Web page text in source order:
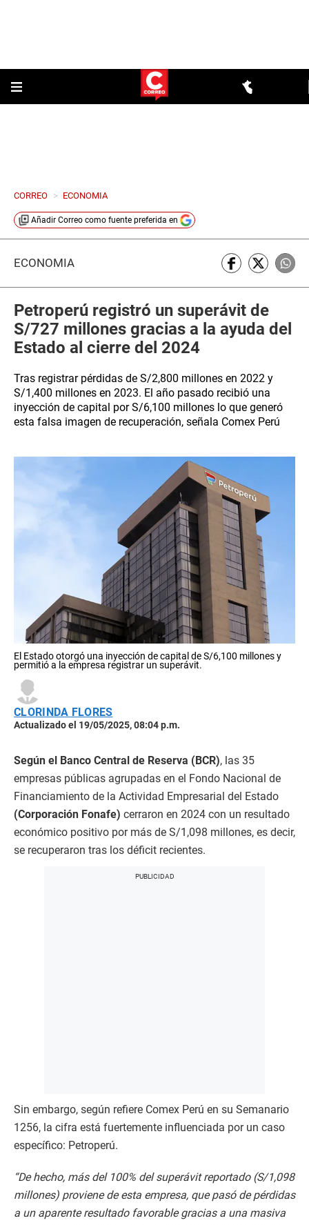
CORREO > ECONOMIA
Añadir Correo como fuente preferida en
ECONOMÍA
Petroperú registró un superávit de
S/727 millones gracias a la ayuda del
Estado al cierre del 2024
Tras registrar pérdidas de S/2,800 millones en 2022 y
S/1,400 millones en 2023. El año pasado recibió una
inyección de capital por S/6,100 millones lo que generó
esta falsa imagen de recuperación, señala Comex Perú
El Estado otorgó una inyección de capital de S/6,100 millones y
permitió a la empresa registrar un superávit.
CLORINDA FLORES
Actualizado el 19/05/2025, 08:04 p.m.
Según el Banco Central de Reserva (BCR), las 35
empresas públicas agrupadas en el Fondo Nacional de
Financiamiento de la Actividad Empresarial del Estado
(Corporación Fonafe) cerraron en 2024 con un resultado
económico positivo por más de S/1,098 millones, es decir,
se recuperaron tras los déficit recientes.
Sin embargo, según refiere Comex Perú en su Semanario
1256, la cifra está fuertemente influenciada por un caso
específico: Petroperú.
“De hecho, más del 100% del superávit reportado (S/1,098
millones) proviene de esta empresa, que pasó de pérdidas
a un aparente resultado favorable gracias a una masiva